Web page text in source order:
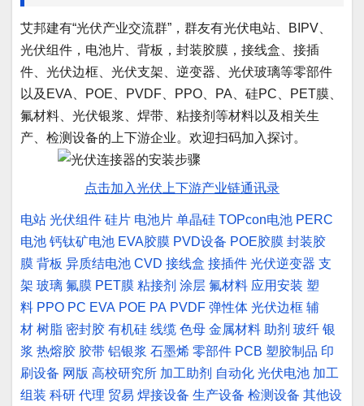
艾邦建有“光伏产业交流群”，群友有光伏电站、BIPV、
光伏组件，电池片、背板，封装胶膜，接线盒、接插
件、光伏边框、光伏支架、逆变器、光伏玻璃等零部件
以及EVA、POE、PVDF、PPO、PA、硅PC、PET膜、
氟材料、光伏银浆、焊带、粘接剂等材料以及相关生
产、检测设备的上下游企业。欢迎扫码加入探讨。
点击加入光伏上下游产业链通讯录
电站 光伏组件 硅片 电池片 单晶硅 TOPcon电池 PERC
电池 钙钛矿电池 EVA胶膜 PVD设备 POE胶膜 封装胶
膜 背板 异质结电池 CVD 接线盒 接插件 光伏逆变器 支
架 玻璃 氟膜 PET膜 粘接剂 涂层 氟材料 应用安装 塑
料 PPO PC EVA POE PA PVDF 弹性体 光伏边框 辅
材 树脂 密封胶 有机硅 线缆 色母 金属材料 助剂 玻纤 银
浆 热熔胶 胶带 铝银浆 石墨烯 零部件 PCB 塑胶制品 印
刷设备 网版 高校研究所 加工助剂 自动化 光伏电池 加工
组装 科研 代理 贸易 焊接设备 生产设备 检测设备 其他设